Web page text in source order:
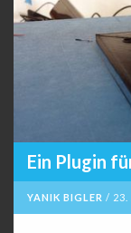
Ein Plugin
YANIK BIGLER / 23.